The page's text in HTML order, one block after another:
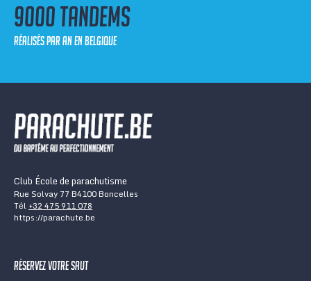
9000 tandems
réalisés par an en Belgique
Club École de parachutisme
Rue Solvay 77 B4100 Boncelles
Tél +32 475 911 078
https://parachute.be
Réservez votre saut